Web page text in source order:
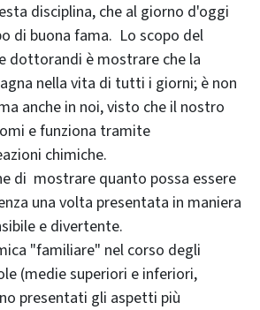
disciplina, che al giorno d'oggi
di buona fama. Lo scopo del
dottorandi è mostrare che la
nella vita di tutti i giorni; è non
anche in noi, visto che il nostro
e funziona tramite
chimiche.
di mostrare quanto possa essere
una volta presentata in maniera
e divertente.
"familiare" nel corso degli
(medie superiori e inferiori,
presentati gli aspetti più